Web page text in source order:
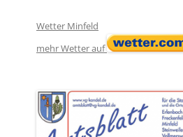
Wetter Minfeld
mehr Wetter auf